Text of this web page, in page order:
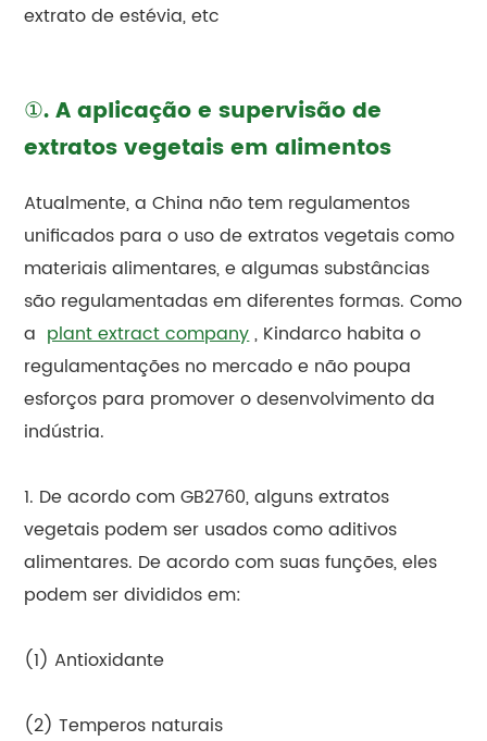
extrato de estévia, etc
①. A aplicação e supervisão de
extratos vegetais em alimentos
Atualmente, a China não tem regulamentos
unificados para o uso de extratos vegetais como
materiais alimentares, e algumas substâncias
são regulamentadas em diferentes formas. Como
a plant extract company, Kindarco habita o
regulamentações no mercado e não poupa
esforços para promover o desenvolvimento da
indústria.
1. De acordo com GB2760, alguns extratos
vegetais podem ser usados como aditivos
alimentares. De acordo com suas funções, eles
podem ser divididos em:
(1) Antioxidante
(2) Temperos naturais